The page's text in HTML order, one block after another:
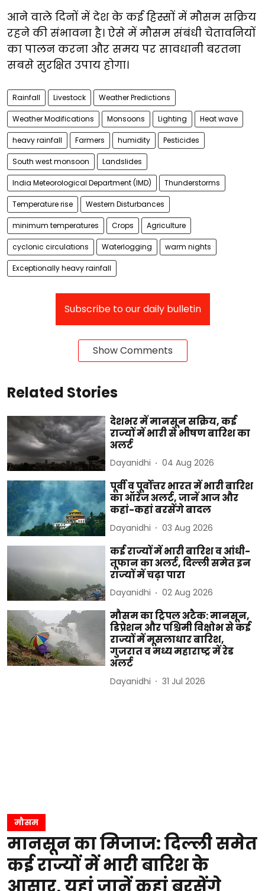
आने वाले दिनों में देश के कई हिस्सों में मौसम सक्रिय
रहने की संभावना है। ऐसे में मौसम संबंधी चेतावनियों
का पालन करना और समय पर सावधानी बरतना
सबसे सुरक्षित उपाय होगा।
Rainfall Livestock Weather Predictions
Weather Modifications Monsoons Lighting Heat wave
heavy rainfall Farmers humidity Pesticides
South west monsoon Landslides
India Meteorological Department (IMD) Thunderstorms
Temperature rise Western Disturbances
minimum temperatures Crops Agriculture
cyclonic circulations Waterlogging warm nights
Exceptionally heavy rainfall
Subscribe to our daily bulletin
Show Comments
Related Stories
देशभर में मानसून सक्रिय, कई
राज्यों में भारी से भीषण बारिश का
अलर्ट
Dayanidhi 04 Aug 2026
पूर्वी व पूर्वोत्तर भारत में भारी बारिश
का ऑरेंज अलर्ट, जानें आज और
कहां-कहां बरसेंगे बादल
Dayanidhi 03 Aug 2026
कई राज्यों में भारी बारिश व आंधी-
तूफान का अलर्ट, दिल्ली समेत इन
राज्यों में चढ़ा पारा
Dayanidhi 02 Aug 2026
मौसम का ट्रिपल अटैक: मानसून,
डिप्रेशन और पश्चिमी विक्षोभ से कई
राज्यों में मूसलाधार बारिश,
गुजरात व मध्य महाराष्ट्र में रेड
अलर्ट
Dayanidhi 31 Jul 2026
मौसम
मानसून का मिजाज: दिल्ली समेत
कई राज्यों में भारी बारिश के